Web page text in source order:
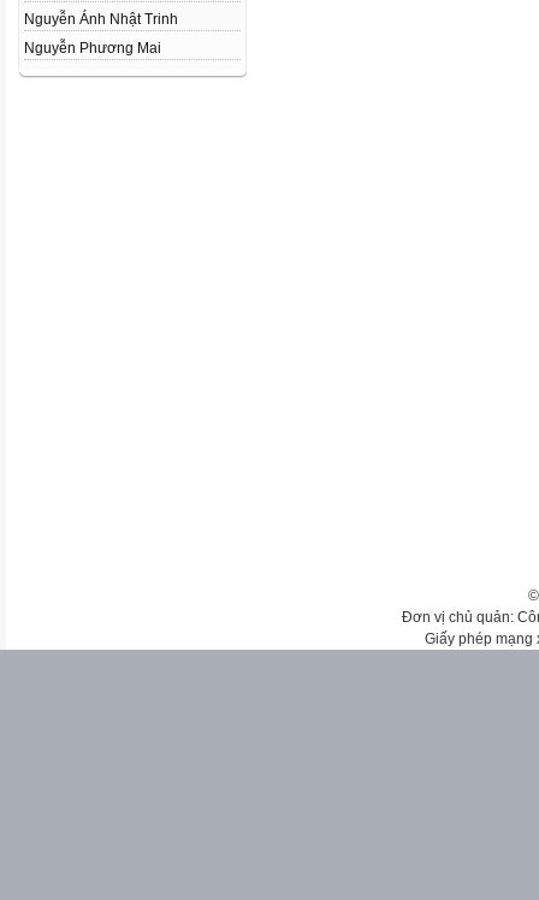
Nguyễn Ánh Nhật Trinh
Nguyễn Phương Mai
Đơn vị chủ quản:
Giấy phép mạng